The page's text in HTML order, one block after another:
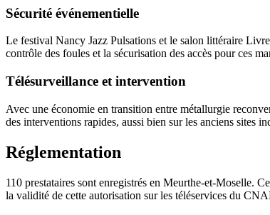
Sécurité événementielle
Le festival Nancy Jazz Pulsations et le salon littéraire
contrôle des foules et la sécurisation des accès pour ces
Télésurveillance et intervention
Avec une économie en transition entre métallurgie
des interventions rapides, aussi bien sur les anciens sites
Réglementation
110 prestataires sont enregistrés en Meurthe-et-Moselle.
la validité de cette autorisation sur les téléservices du